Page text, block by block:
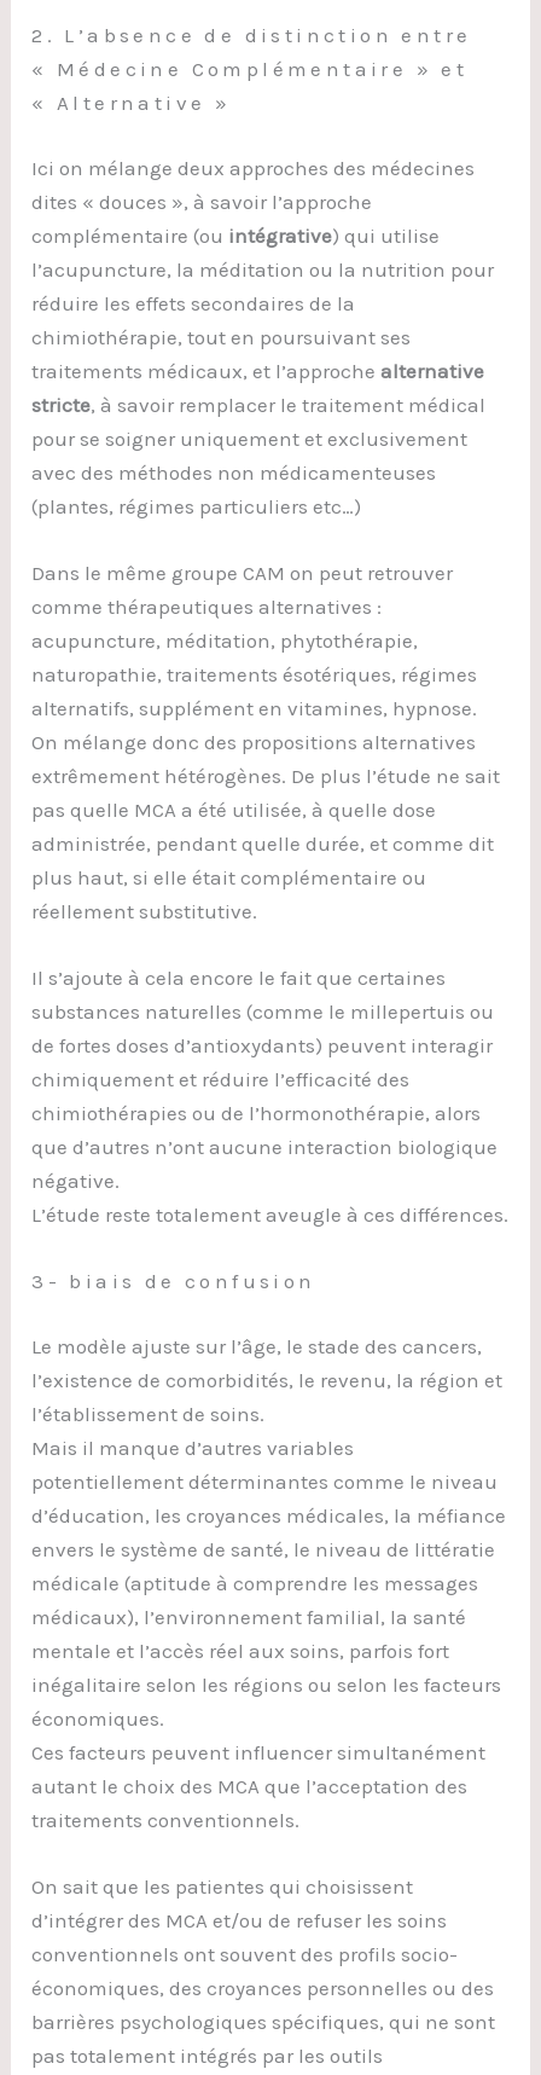
2. L’absence de distinction entre
« Médecine Complémentaire » et
« Alternative »
Ici on mélange deux approches des médecines
dites « douces », à savoir l’approche
complémentaire (ou intégrative) qui utilise
l’acupuncture, la méditation ou la nutrition pour
réduire les effets secondaires de la
chimiothérapie, tout en poursuivant ses
traitements médicaux, et l’approchealternative
stricte, à savoir remplacer le traitement médical
pour se soigner uniquement et exclusivement
avec des méthodes non médicamenteuses
(plantes, régimes particuliers etc…)
Dans le même groupe CAM on peut retrouver
comme thérapeutiques alternatives :
acupuncture, méditation, phytothérapie,
naturopathie, traitements ésotériques, régimes
alternatifs, supplément en vitamines, hypnose.
On mélange donc des propositions alternatives
extrêmement hétérogènes. De plus l’étude ne sait
pas quelle MCA a été utilisée, à quelle dose
administrée, pendant quelle durée, et comme dit
plus haut, si elle était complémentaire ou
réellement substitutive.
Il s’ajoute à cela encore le fait que certaines
substances naturelles (comme le millepertuis ou
de fortes doses d’antioxydants) peuvent interagir
chimiquement et réduire l’efficacité des
chimiothérapies ou de l’hormonothérapie, alors
que d’autres n’ont aucune interaction biologique
négative.
L’étude reste totalement aveugle à ces différences.
3- biais de confusion
Le modèle ajuste sur l’âge, le stade des cancers,
l’existence de comorbidités, le revenu, la région et
l’établissement de soins.
Mais il manque d’autres variables
potentiellement déterminantes comme le niveau
d’éducation, les croyances médicales, la méfiance
envers le système de santé, le niveau de littératie
médicale (aptitude à comprendre les messages
médicaux), l’environnement familial, la santé
mentale et l’accès réel aux soins, parfois fort
inégalitaire selon les régions ou selon les facteurs
économiques.
Ces facteurs peuvent influencer simultanément
autant le choix des MCA que l’acceptation des
traitements conventionnels.
On sait que les patientes qui choisissent
d’intégrer des MCA et/ou de refuser les soins
conventionnels ont souvent des profils socio-
économiques, des croyances personnelles ou des
barrières psychologiques spécifiques, qui ne sont
pas totalement intégrés par les outils